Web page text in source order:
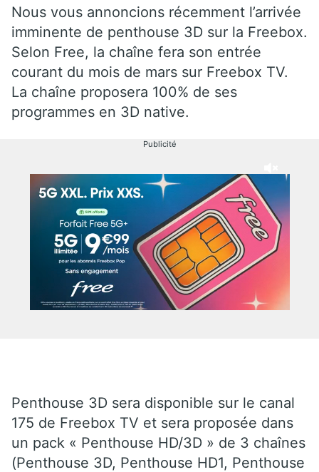
Nous vous annoncions récemment l’arrivée
imminente de penthouse 3D sur la Freebox.
Selon Free, la chaîne fera son entrée
courant du mois de mars sur Freebox TV.
La chaîne proposera 100% de ses
programmes en 3D native.
Publicité
Penthouse 3D sera disponible sur le canal
175 de Freebox TV et sera proposée dans
un pack « Penthouse HD/3D » de 3 chaînes
(Penthouse 3D, Penthouse HD1, Penthouse